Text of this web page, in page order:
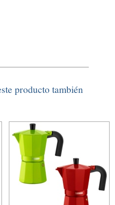
producto también